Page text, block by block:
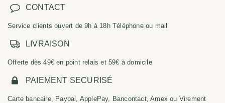
CONTACT
Service clients ouvert de 9h à 18h Téléphone ou mail
LIVRAISON
Offerte dès 49€ en point relais et 59€ à domicile
PAIEMENT SECURISÉ
Carte bancaire, Paypal, ApplePay, Bancontact, Amex ou Virement